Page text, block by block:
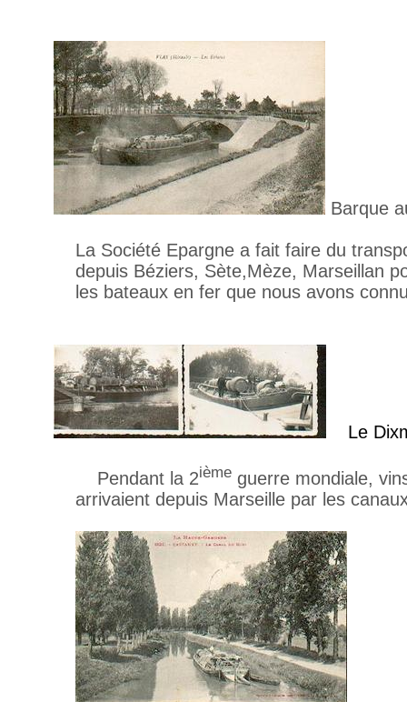
Barque
La Société Epargne a fait faire du
depuis Béziers, Sète,Mèze, Marseillan
les bateaux en fer que nous avons
Le
Pendant la 2ième guerre mondiale,
arrivaient depuis Marseille par les